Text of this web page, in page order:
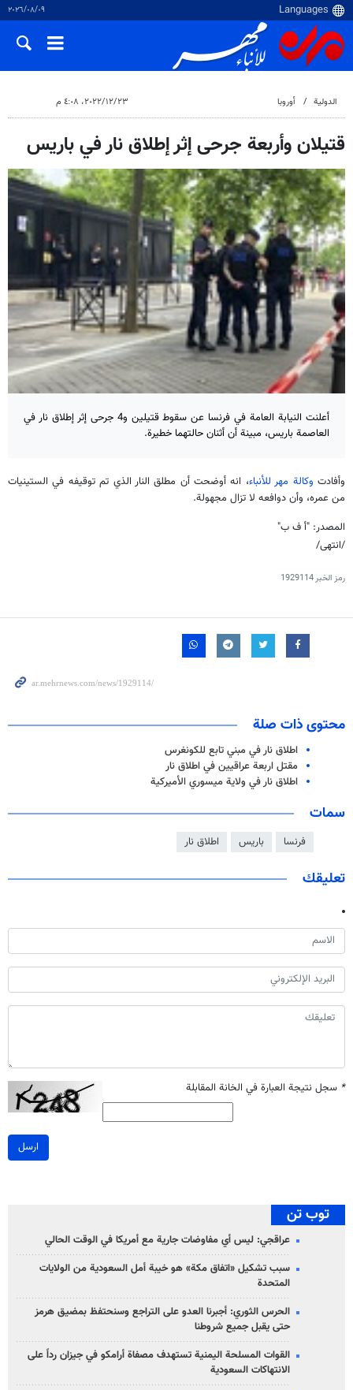
٠٩‏/٠٨‏/٢٠٢٦
الدولية أوروبا ٢٣‏/١٢‏/٢٠٢٢، ٤:٠٨ م
قتيلان وأربعة جرحى إثر إطلاق نار في باريس
أعلنت النيابة العامة في فرنسا عن سقوط قتيلين و4 جرحى إثر إطلاق نار في
العاصمة باريس، مبينة أن أثنان حالتهما خطيرة.
وأفادت وكالة مهر للأنباء، انه أوضحت أن مطلق النار الذي تم توقيفه في الستينيات
من عمره، وأن دوافعه لا تزال مجهولة.
المصدر: "أ ف ب"
/انتهى/
رمز الخبر1929114
محتوى ذات صلة
اطلاق نار في مبني تابع للكونغرس
مقتل اربعة عراقيين في اطلاق نار
اطلاق نار في ولایة ميسوري الأميركية
سمات
فرنسا باريس اطلاق نار
تعليقك
* سجل نتيجة العبارة في الخانة المقابلة
ارسل
توب تن
عراقجي: ليس أي مفاوضات جارية مع أمريكا في الوقت الحالي
سبب تشكيل «اتفاق مكة» هو خيبة أمل السعودية من الولايات
المتحدة
الحرس الثوري: أجبرنا العدو على التراجع وسنحتفظ بمضيق هرمز
حتى يقبل جميع شروطنا
القوات المسلحة اليمنية تستهدف مصفاة أرامكو في جيزان رداً على
الانتهاكات السعودية